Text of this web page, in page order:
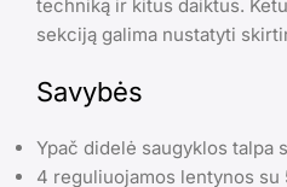
techniką ir kitus daiktus.
sekciją galima nustatyti
Savybės
Ypač didelė saugyklos talpa
4 reguliuojamos lentynos